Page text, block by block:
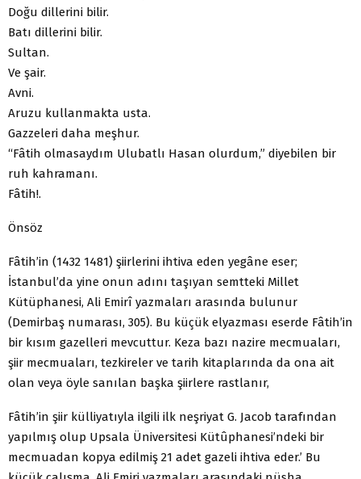
Doğu dillerini bilir.
Batı dillerini bilir.
Sultan.
Ve şair.
Avni.
Aruzu kullanmakta usta.
Gazzeleri daha meşhur.
“Fâtih olmasaydım Ulubatlı Hasan olurdum,” diyebilen bir
ruh kahramanı.
Fâtih!.
Önsöz
Fâtih’in (1432 1481) şiirlerini ihtiva eden yegâne eser;
İstanbul’da yine onun adını taşıyan semtteki Millet
Kütüphanesi, Ali Emirî yazmaları arasında bulunur
(Demirbaş numarası, 305). Bu küçük elyazması eserde Fâtih’in
bir kısım gazelleri mevcuttur. Keza bazı nazire mecmuaları,
şiir mecmuaları, tezkireler ve tarih kitaplarında da ona ait
olan veya öyle sanılan başka şiirlere rastlanır,
Fâtih’in şiir külliyatıyla ilgili ilk neşriyat G. Jacob tarafından
yapılmış olup Upsala Üniversitesi Kütûphanesi’ndeki bir
mecmuadan kopya edilmiş 21 adet gazeli ihtiva eder.’ Bu